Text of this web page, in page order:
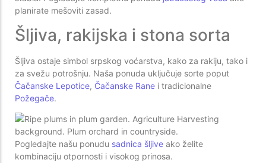
planirate mešoviti zasad.
Šljiva, rakijska i stona sorta
Šljiva ostaje simbol srpskog voćarstva, kako za rakiju, tako i
za svežu potrošnju. Naša ponuda uključuje sorte poput
Čačanske Lepotice, Čačanske Rane i tradicionalne
Požegače.
Pogledajte našu ponudu sadnica šljive ako želite
kombinaciju otpornosti i visokog prinosa.